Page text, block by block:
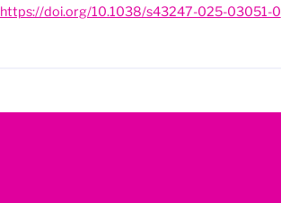
https://doi.org/10.1038/s43247-025-03051-0